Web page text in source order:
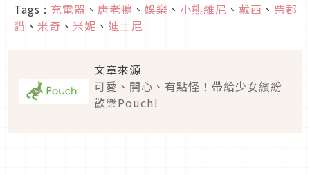
Tags : 充電器 、 唐老鴨 、 娛樂 、 小熊維尼 、 戴西 、 柴郡
貓 、 米奇 、 米妮 、 迪士尼
文章來源
可愛、開心、有點怪！帶給少女繽紛
歡樂Pouch!